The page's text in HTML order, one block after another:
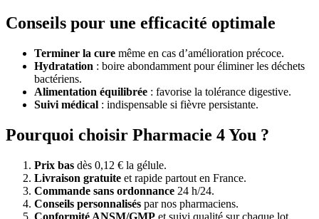
Conseils pour une efficacité optimale
Terminer la cure même en cas d’amélioration précoce.
Hydratation : boire abondamment pour éliminer les déchets
bactériens.
Alimentation équilibrée : favorise la tolérance digestive.
Suivi médical : indispensable si fièvre persistante.
Pourquoi choisir Pharmacie 4 You ?
Prix bas dès 0,12 € la gélule.
Livraison gratuite et rapide partout en France.
Commande sans ordonnance 24 h/24.
Conseils personnalisés par nos pharmaciens.
Conformité ANSM/GMP et suivi qualité sur chaque lot.